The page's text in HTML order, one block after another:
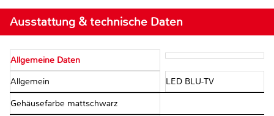
Ausstattung & technische Daten
Allgemeine Daten
Allgemein LED BLU-TV
Gehäusefarbe mattschwarz